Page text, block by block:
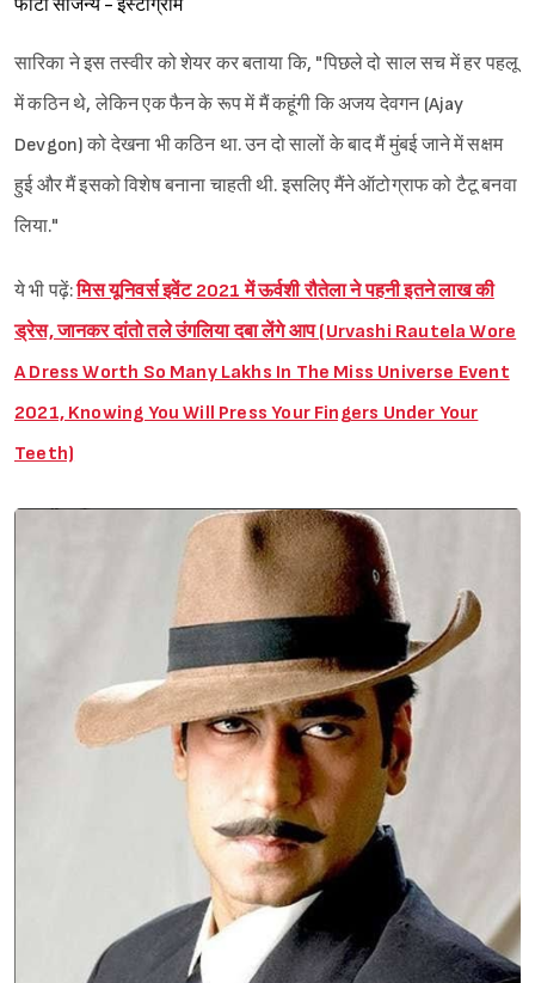
Sign in
फोटो सौजन्य - इंस्टाग्राम
सारिका ने इस तस्वीर को शेयर कर बताया कि, "पिछले दो साल सच में हर पहलू
में कठिन थे, लेकिन एक फैन के रूप में मैं कहूंगी कि अजय देवगन (Ajay
Devgon) को देखना भी कठिन था. उन दो सालों के बाद मैं मुंबई जाने में सक्षम
हुई और मैं इसको विशेष बनाना चाहती थी. इसलिए मैंने ऑटोग्राफ को टैटू बनवा
लिया."
ये भी पढ़ें:मिस यूनिवर्स इवेंट 2021 में ऊर्वशी रौतेला ने पहनी इतने लाख की
ड्रेस, जानकर दांतो तले उंगलिया दबा लेंगे आप (Urvashi Rautela Wore
A Dress Worth So Many Lakhs In The Miss Universe Event
2021, Knowing You Will Press Your Fingers Under Your
Teeth)